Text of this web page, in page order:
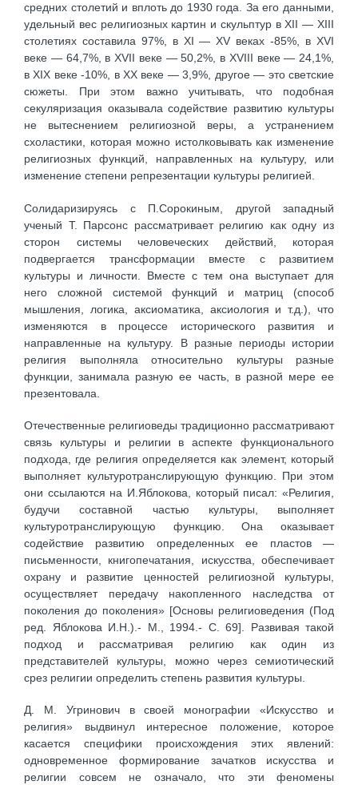
средних столетий и вплоть до 1930 года. За его данными,
удельный вес религиозных картин и скульптур в XІІ — XІІІ
столетиях составила 97%, в XІ — XV веках -85%, в XVІ
веке — 64,7%, в XVІІ веке — 50,2%, в XVІІІ веке — 24,1%,
в XІХ веке -10%, в XX веке — 3,9%, другое — это светские
сюжеты. При этом важно учитывать, что подобная
секуляризация оказывала содействие развитию культуры
не вытеснением религиозной веры, а устранением
схоластики, которая можно истолковывать как изменение
религиозных функций, направленных на культуру, или
изменение степени репрезентации культуры религией.
Солидаризируясь с П.Сорокиным, другой западный
ученый Т. Парсонс рассматривает религию как одну из
сторон системы человеческих действий, которая
подвергается трансформации вместе с развитием
культуры и личности. Вместе с тем она выступает для
него сложной системой функций и матриц (способ
мышления, логика, аксиоматика, аксиология и т.д.), что
изменяются в процессе исторического развития и
направленные на культуру. В разные периоды истории
религия выполняла относительно культуры разные
функции, занимала разную ее часть, в разной мере ее
презентовала.
Отечественные религиоведы традиционно рассматривают
связь культуры и религии в аспекте функционального
подхода, где религия определяется как элемент, который
выполняет культуротранслирующую функцию. При этом
они ссылаются на И.Яблокова, который писал: «Религия,
будучи составной частью культуры, выполняет
культуротранслирующую функцию. Она оказывает
содействие развитию определенных ее пластов —
письменности, книгопечатания, искусства, обеспечивает
охрану и развитие ценностей религиозной культуры,
осуществляет передачу накопленного наследства от
поколения до поколения» [Основы религиоведения (Под
ред. Яблокова И.Н.).- М., 1994.- С. 69]. Развивая такой
подход и рассматривая религию как один из
представителей культуры, можно через семиотический
срез религии определить степень развития культуры.
Д. М. Угринович в своей монографии «Искусство и
религия» выдвинул интересное положение, которое
касается специфики происхождения этих явлений:
одновременное формирование зачатков искусства и
религии совсем не означало, что эти феномены